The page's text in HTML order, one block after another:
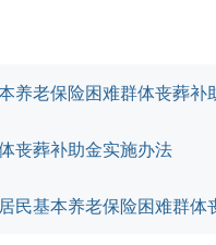
养老保险困难群体丧葬补
丧葬补助金实施办法
民基本养老保险困难群